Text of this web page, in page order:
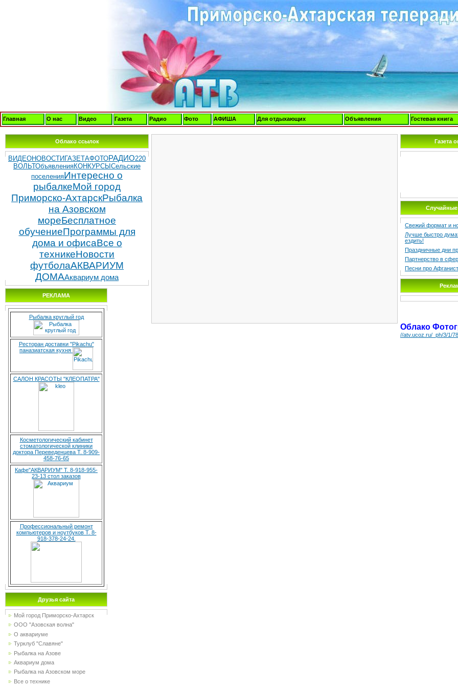
Главная О нас Видео Газета Радио Фото АФИША Для отдыхающих Объявления Гостевая книга
Облако ссылок
ВИДЕОНОВОСТИ ГАЗЕТАФОТОРАДИО220
ВОЛЬТОбъявленияКОНКУРСЫ Сельские
поселенияИнтересно о
рыбалкеМой город
Приморско-АхтарскРыбалка
на Азовском
мореБесплатное
обучениеПрограммы для
дома и офисаВсе о
техникеНовости
футболаАКВАРИУМ
ДОМААквариум дома
РЕКЛАМА
Рыбалка круглый год
Ресторан доставки "Pikachu"
паназиатская кухня
САЛОН КРАСОТЫ "КЛЕОПАТРА"
Косметологический кабинет
стоматологической клиники
доктора Переведенцева Т. 8-909-
458-76-65
Кафе"АКВАРИУМ" Т. 8-918-955-
23-13 стол заказов
Профессиональный ремонт
компьютеров и ноутбуков Т. 8-
918-378-24-24.
Друзья сайта
Мой город Приморско-Ахтарск
ООО "Азовская волна"
О аквариуме
Турклуб "Славяне"
Рыбалка на Азове
Аквариум дома
Рыбалка на Азовском море
Все о технике
Газета
Случайные
Свежий формат и
Лучше быстро
ездить!
Праздничные дни
Партнерство в
Песни про
Облако
//atv.ucoz.ru/_ph/3/1/